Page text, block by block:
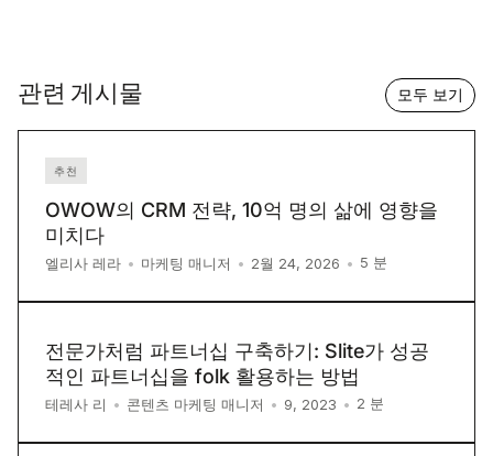
관련 게시물 모두 보기
추천
OWOW의 CRM 전략, 10억 명의 삶에 영향을
미치다
엘리사 레라 • 마케팅 매니저 • 2월 24, 2026 • 5 분
전문가처럼 파트너십 구축하기: Slite가 성공
적인 파트너십을 folk 활용하는 방법
테레사 리 • 콘텐츠 마케팅 매니저 • 9, 2023 • 2 분